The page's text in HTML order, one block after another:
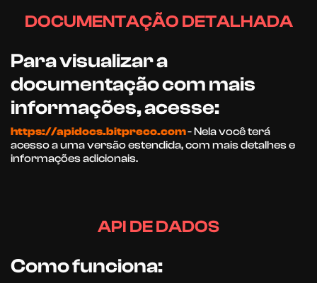
DOCUMENTAÇÃO DETALHADA
Para visualizar a
documentação com mais
informações, acesse:
https://apidocs.bitpreco.com- Nela você terá
acesso a uma versão estendida, com mais detalhes e
informações adicionais.
API DE DADOS
Como funciona: